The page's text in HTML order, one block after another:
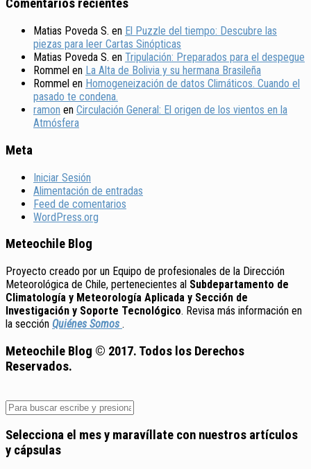
Comentarios recientes
Matias Poveda S. en El Puzzle del tiempo: Descubre las
piezas para leer Cartas Sinópticas
Matias Poveda S. en Tripulación: Preparados para el despegue
Rommel en La Alta de Bolivia y su hermana Brasileña
Rommel en Homogeneización de datos Climáticos. Cuando el
pasado te condena.
ramon en Circulación General: El origen de los vientos en la
Atmósfera
Meta
Iniciar Sesión
Alimentación de entradas
Feed de comentarios
WordPress.org
Meteochile Blog
Proyecto creado por un Equipo de profesionales de la Dirección
Meteorológica de Chile, pertenecientes al Subdepartamento de
Climatología y Meteorología Aplicada y Sección de
Investigación y Soporte Tecnológico. Revisa más información en
la sección Quiénes Somos .
Meteochile Blog © 2017. Todos los Derechos
Reservados.
Selecciona el mes y maravíllate con nuestros artículos
y cápsulas